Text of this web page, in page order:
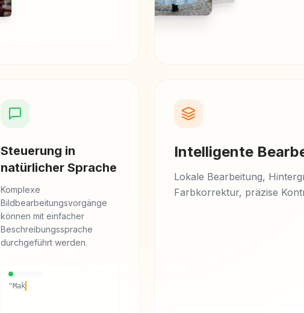
Steuerung in
natürlicher Sprache
Komplexe
Bildbearbeitungsvorgänge
können mit einfacher
Beschreibungssprache
durchgeführt werden.
"Make it cyberpunk style..."
Intelligente
Lokale Bearbeitung,
Farbkorrektur, präzise